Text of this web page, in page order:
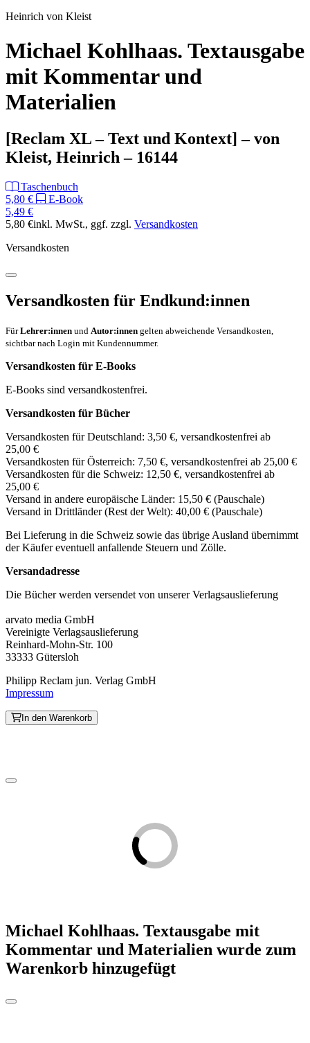
Heinrich von Kleist
Michael Kohlhaas. Textausgabe
mit Kommentar und
Materialien
[Reclam XL – Text und Kontext] – von
Kleist, Heinrich – 16144
Taschenbuch
5,80 €
E-Book
5,49 €
5,80 €inkl. MwSt., ggf. zzgl. Versandkosten
Versandkosten
Versandkosten für Endkund:innen
FürLehrer:innen und Autor:innen gelten abweichende Versandkosten,
sichtbar nach Login mit Kundennummer.
Versandkosten für E-Books
E-Books sind versandkostenfrei.
Versandkosten für Bücher
Versandkosten für Deutschland: 3,50 €, versandkostenfrei ab
25,00 €
Versandkosten für Österreich: 7,50 €, versandkostenfrei ab 25,00 €
Versandkosten für die Schweiz: 12,50 €, versandkostenfrei ab
25,00 €
Versand in andere europäische Länder: 15,50 € (Pauschale)
Versand in Drittländer (Rest der Welt): 40,00 € (Pauschale)
Bei Lieferung in die Schweiz sowie das übrige Ausland übernimmt
der Käufer eventuell anfallende Steuern und Zölle.
Versandadresse
Die Bücher werden versendet von unserer Verlagsauslieferung
arvato media GmbH
Vereinigte Verlagsauslieferung
Reinhard-Mohn-Str. 100
33333 Gütersloh
Philipp Reclam jun. Verlag GmbH
Impressum
In den Warenkorb
Michael Kohlhaas. Textausgabe mit
Kommentar und Materialien wurde zum
Warenkorb hinzugefügt